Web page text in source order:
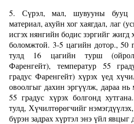
5. Сүрэл, мал, шувууны бууц
материал, ахуйн хог хаягдал, лаг
исгэх нянгийн бодис зэргийг жигд
боломжтой. 3-5 цагийн дотор., 50
тулд 16 цагийн турш
Фаренгейт), температур 55
градус Фаренгейт) хүрэх үед
овоолгыг дахин эргүүлж, дараа нь
55 градус хүрэх болгонд
тулд, Хүчилтөрөгчийг
бүрэн задрах хүртэл энэ үйл явцыг